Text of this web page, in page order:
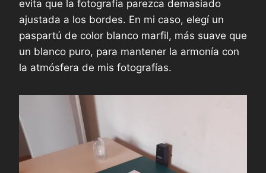
evita que la fotografía parezca demasiado
ajustada a los bordes. En mi caso, elegí un
paspartú de color blanco marfil, más suave que
un blanco puro, para mantener la armonía con
la atmósfera de mis fotografías.